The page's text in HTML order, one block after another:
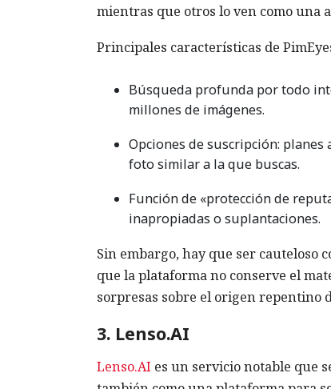
mientras que otros lo ven como una
Principales características de
Búsqueda profunda por todo
millones de imágenes.
Opciones de suscripción:
foto similar a la que buscas.
Función de «protección de
inapropiadas o suplantaciones.
Sin embargo, hay que ser cauteloso
que la plataforma no conserve el
sorpresas sobre el origen repentino
3. Lenso.AI
Lenso.AI es un servicio notable que